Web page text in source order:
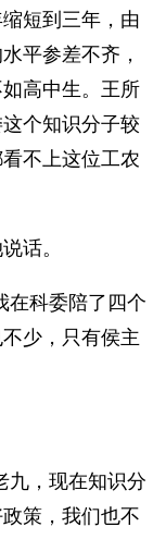
短到三年，由
平参差不齐，
高中生。王所
个知识分子较
不上这位工农
话。
在科委陪了四个
少，只有侯主
九，现在知识分
策，我们也不